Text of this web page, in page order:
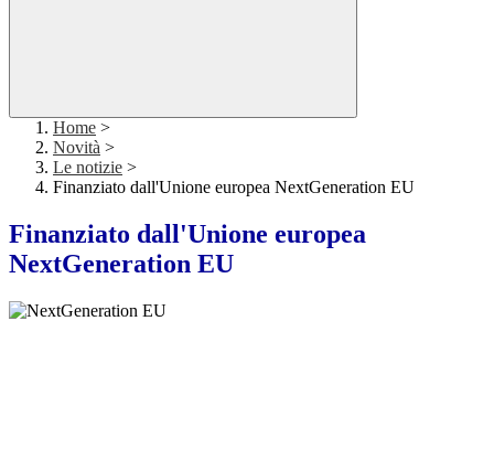
Home >
Novità >
Le notizie >
Finanziato dall'Unione europea NextGeneration EU
Finanziato dall'Unione europea
NextGeneration EU